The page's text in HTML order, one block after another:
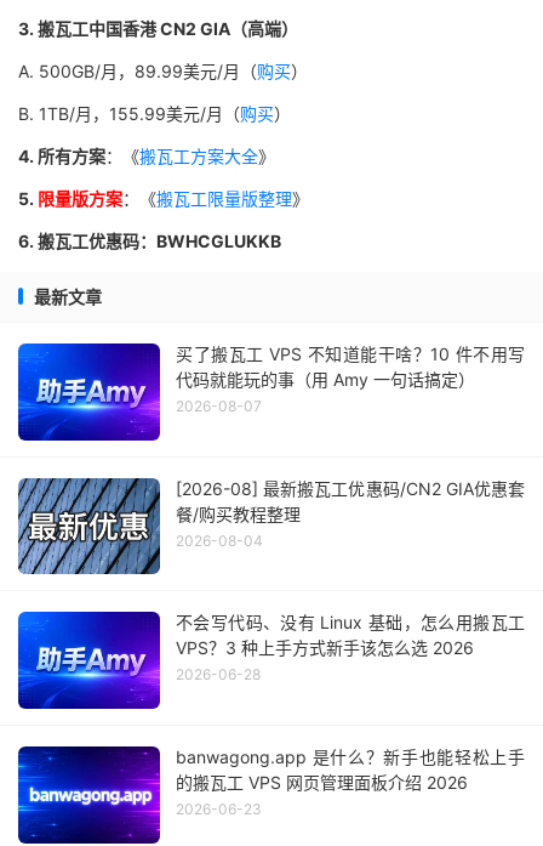
3. 搬瓦工中国香港 CN2 GIA（高端）
A. 500GB/月，89.99美元/月（购买）
B. 1TB/月，155.99美元/月（购买）
4. 所有方案：《搬瓦工方案大全》
5. 限量版方案：《搬瓦工限量版整理》
6. 搬瓦工优惠码：BWHCGLUKKB
最新文章
买了搬瓦工 VPS 不知道能干啥？10 件不用写
代码就能玩的事（用 Amy 一句话搞定）
2026-08-07
[2026-08] 最新搬瓦工优惠码/CN2 GIA优惠套
餐/购买教程整理
2026-08-04
不会写代码、没有 Linux 基础，怎么用搬瓦工
VPS？3 种上手方式新手该怎么选 2026
2026-06-28
banwagong.app 是什么？新手也能轻松上手
的搬瓦工 VPS 网页管理面板介绍 2026
2026-06-23